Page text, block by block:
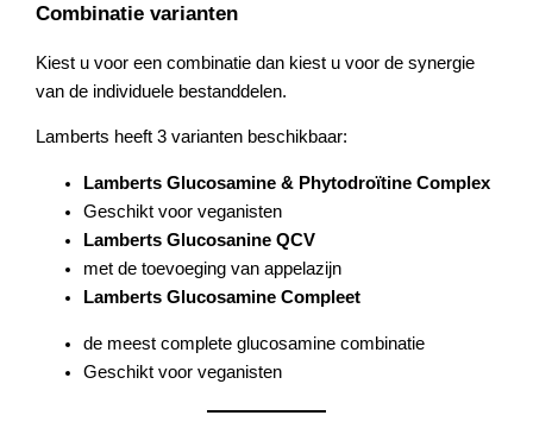
Combinatie varianten
Kiest u voor een combinatie dan kiest u voor de synergie
van de individuele bestanddelen.
Lamberts heeft 3 varianten beschikbaar:
Lamberts Glucosamine & Phytodroïtine Complex
Geschikt voor veganisten
Lamberts Glucosanine QCV
met de toevoeging van appelazijn
Lamberts Glucosamine Compleet
de meest complete glucosamine combinatie
Geschikt voor veganisten